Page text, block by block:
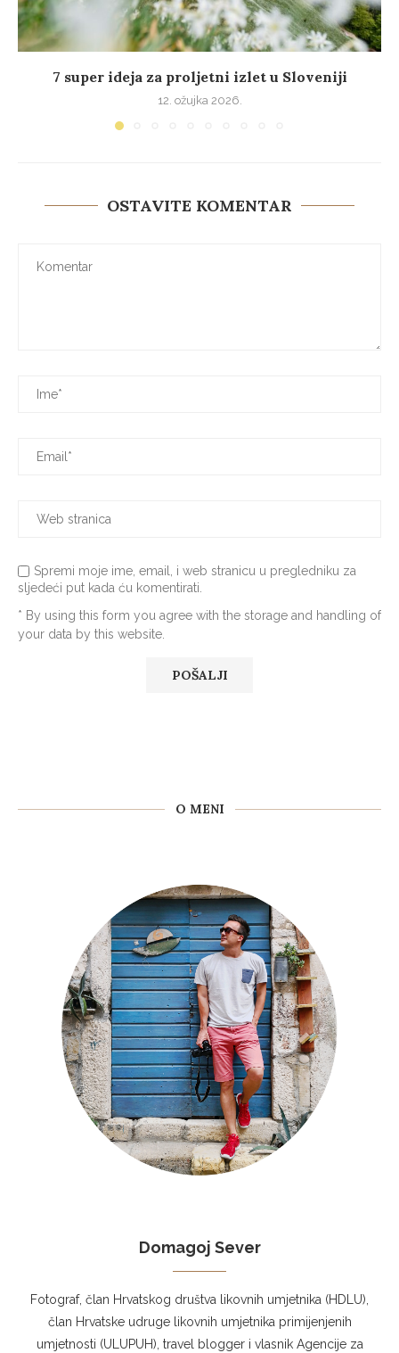
7 super ideja za proljetni izlet u Sloveniji
12. ožujka 2026.
OSTAVITE KOMENTAR
Spremi moje ime, email, i web stranicu u pregledniku za
sljedeći put kada ću komentirati.
* By using this form you agree with the storage and handling of
your data by this website.
O MENI
Domagoj Sever
Fotograf, član Hrvatskog društva likovnih umjetnika (HDLU),
član Hrvatske udruge likovnih umjetnika primijenjenih
umjetnosti (ULUPUH), travel blogger i vlasnik Agencije za